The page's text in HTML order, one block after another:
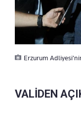
Erzurum
VALİDEN